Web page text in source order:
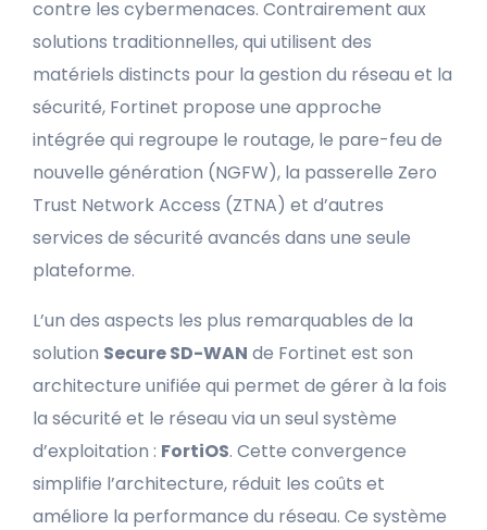
contre les cybermenaces. Contrairement aux
solutions traditionnelles, qui utilisent des
matériels distincts pour la gestion du réseau et la
sécurité, Fortinet propose une approche
intégrée qui regroupe le routage, le pare-feu de
nouvelle génération (NGFW), la passerelle Zero
Trust Network Access (ZTNA) et d’autres
services de sécurité avancés dans une seule
plateforme.
L’un des aspects les plus remarquables de la
solution Secure SD-WAN de Fortinet est son
architecture unifiée qui permet de gérer à la fois
la sécurité et le réseau via un seul système
d’exploitation : FortiOS. Cette convergence
simplifie l’architecture, réduit les coûts et
améliore la performance du réseau. Ce système